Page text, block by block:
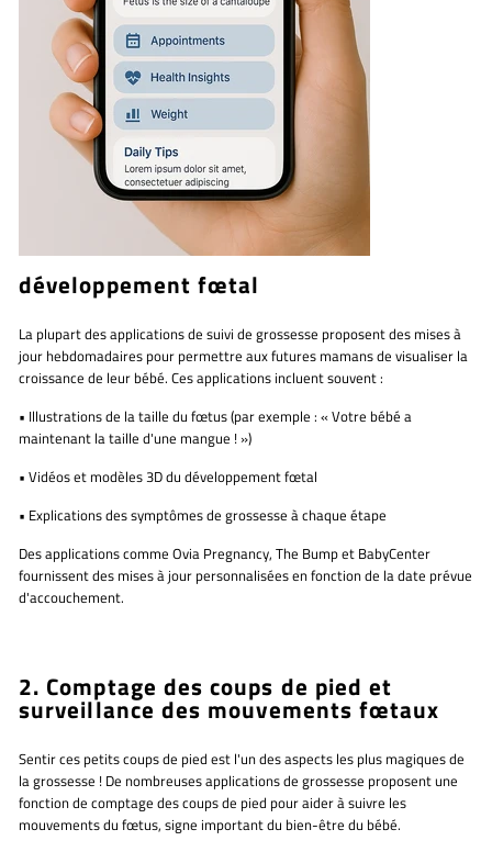
développement fœtal
La plupart des applications de suivi de grossesse proposentdes mises à
jour hebdomadaires pour permettre aux futures mamans de visualiser la
croissance de leur bébé. Ces applications incluent souvent :
• Illustrations de la taille du fœtus(par exemple : « Votre bébé a
maintenant la taille d'une mangue ! »)
• Vidéos et modèles 3Ddu développement fœtal
• Explications des symptômes de grossesse à chaque étape
Des applications comme Ovia Pregnancy, The Bump et BabyCenter
fournissent des mises à jour personnalisées en fonction de la date prévue
d'accouchement.
2. Comptage des coups de pied et
surveillance des mouvements fœtaux
Sentir ces petits coups de pied est l'un des aspects les plus magiques de
la grossesse ! De nombreuses applications de grossesse proposentune
fonction de comptage des coups de pied pour aider à suivre les
mouvements du fœtus, signe important du bien-être du bébé.